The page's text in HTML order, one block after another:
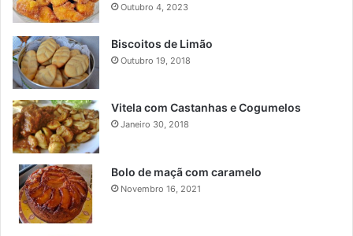
Outubro 4, 2023
Biscoitos de Limão
Outubro 19, 2018
Vitela com Castanhas e Cogumelos
Janeiro 30, 2018
Bolo de maçã com caramelo
Novembro 16, 2021